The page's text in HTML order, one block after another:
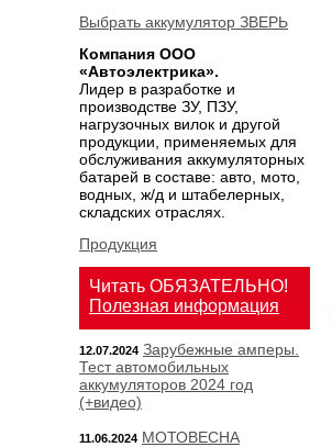
Выбрать аккумулятор ЗВЕРЬ
Компания ООО
«Автоэлектрика».
Лидер в разработке и
производстве ЗУ, ПЗУ,
нагрузочных вилок и другой
продукции, применяемых для
обслуживания аккумуляторных
батарей в составе: авто, мото,
водных, ж/д и штабелерных,
складских отраслях.
Продукция
Читать ОБЯЗАТЕЛЬНО!
Полезная информация
12.07.2024 Зарубежные амперы.
Тест автомобильных
аккумуляторов 2024 год
(+видео)
11.06.2024 МОТОВЕСНА